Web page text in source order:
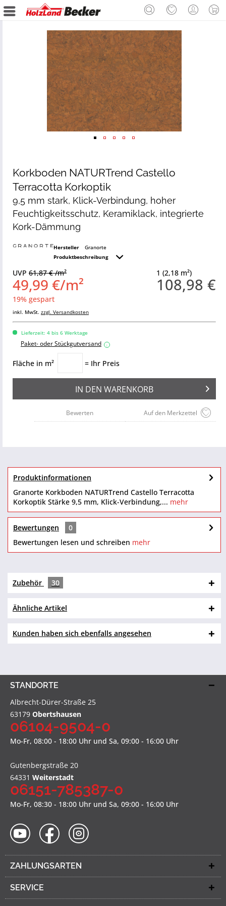
Korkboden NATURTrend Castello
Terracotta Korkoptik
9,5 mm stark, Klick-Verbindung, hoher
Feuchtigkeitsschutz, Keramiklack, integrierte
Kork-Dämmung
Hersteller
Granorte
Produktbeschreibung
1 (2,18 m²)
108,98 €
UVP 61,87 € /m²
49,99 €/m²
19% gespart
inkl. MwSt. zzgl. Versandkosten
Lieferzeit: 4 bis 6 Werktage
Paket- oder Stückgutversand i
Fläche in m² = Ihr Preis
IN DEN WARENKORB
Auf den Merkzettel
Bewerten
Produktinformationen
Granorte Korkboden NATURTrend Castello Terracotta
Korkoptik Stärke 9,5 mm, Klick-Verbindung,... mehr
Bewertungen
0
Bewertungen lesen und schreiben mehr
Zubehör 30
Ähnliche Artikel
Kunden haben sich ebenfalls angesehen
STANDORTE
Albrecht-Dürer-Straße 25
63179 Obertshausen
06104-9504-0
Mo-Fr, 08:00 - 18:00 Uhr und Sa, 09:00 - 16:00 Uhr
Gutenbergstraße 20
64331 Weiterstadt
06151-785387-0
Mo-Fr, 08:30 - 18:00 Uhr und Sa, 09:00 - 16:00 Uhr
ZAHLUNGSARTEN
SERVICE